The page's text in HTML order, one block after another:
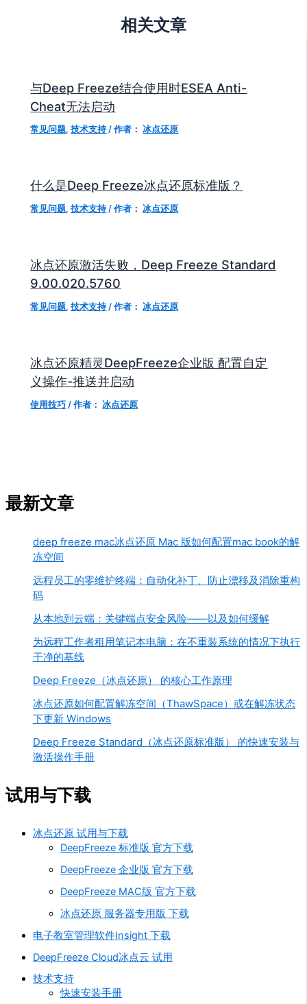
相关文章
与Deep Freeze结合使用时ESEA Anti-
Cheat无法启动
常见问题,技术支持 / 作者： 冰点还原
什么是Deep Freeze冰点还原标准版？
常见问题,技术支持 / 作者： 冰点还原
冰点还原激活失败，Deep Freeze Standard
9.00.020.5760
常见问题,技术支持 / 作者： 冰点还原
冰点还原精灵DeepFreeze企业版 配置自定
义操作-推送并启动
使用技巧 / 作者： 冰点还原
最新文章
deep freeze mac冰点还原 Mac 版如何配置mac book的解
冻空间
远程员工的零维护终端：自动化补丁、防止漂移及消除重构
码
从本地到云端：关键端点安全风险——以及如何缓解
为远程工作者租用笔记本电脑：在不重装系统的情况下执行
干净的基线
Deep Freeze（冰点还原） 的核心工作原理
冰点还原如何配置解冻空间（ThawSpace）或在解冻状态
下更新 Windows
Deep Freeze Standard（冰点还原标准版） 的快速安装与
激活操作手册
试用与下载
冰点还原 试用与下载
DeepFreeze 标准版 官方下载
DeepFreeze 企业版 官方下载
DeepFreeze MAC版 官方下载
冰点还原 服务器专用版 下载
电子教室管理软件Insight 下载
DeepFreeze Cloud冰点云 试用
技术支持
快速安装手册